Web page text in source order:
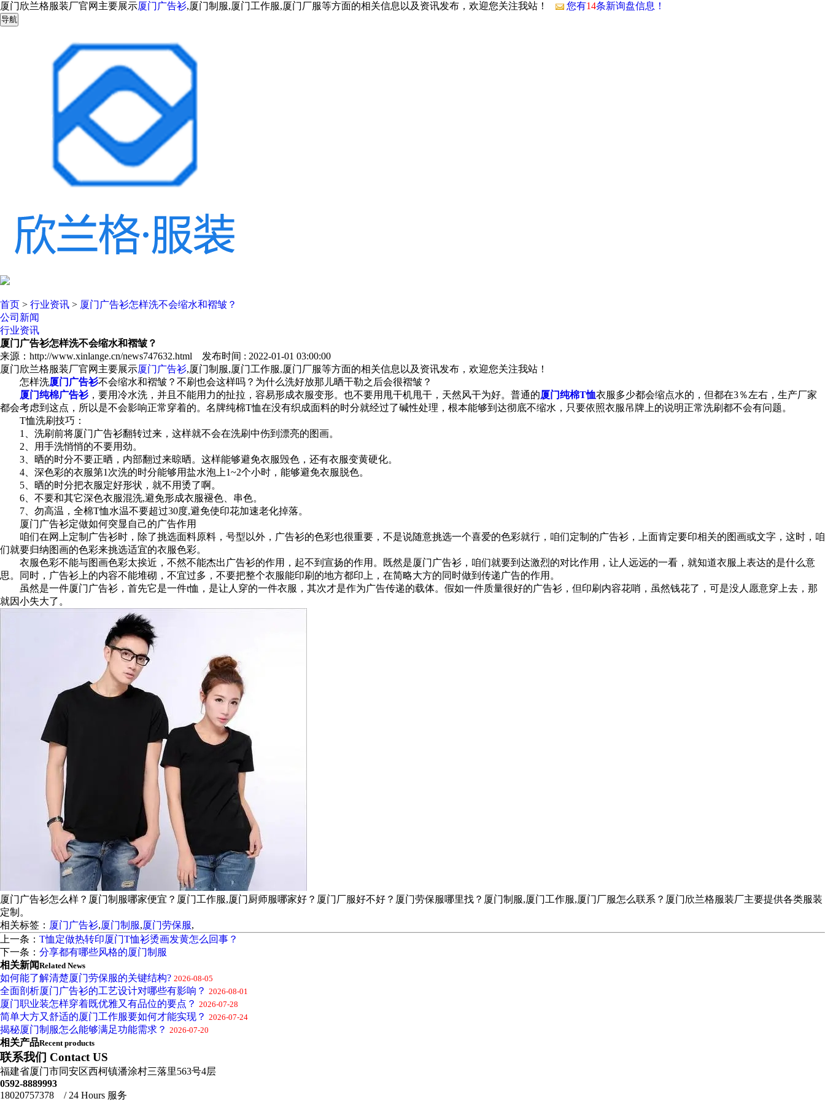
厦门欣兰格服装厂官网主要展示厦门广告衫,厦门制服,厦门工作服,厦门厂服等方面的相关信息以及资讯发布，欢迎您关注我站！ 您有14条新询盘信息！
导航
首页 > 行业资讯 > 厦门广告衫怎样洗不会缩水和褶皱？
公司新闻
行业资讯
厦门广告衫怎样洗不会缩水和褶皱？
来源：http://www.xinlange.cn/news747632.html 发布时间 : 2022-01-01 03:00:00
厦门欣兰格服装厂官网主要展示厦门广告衫,厦门制服,厦门工作服,厦门厂服等方面的相关信息以及资讯发布，欢迎您关注我站！
怎样洗厦门广告衫不会缩水和褶皱？不刷也会这样吗？为什么洗好放那儿晒干勒之后会很褶皱？
厦门纯棉广告衫，要用冷水洗，并且不能用力的扯拉，容易形成衣服变形。也不要用甩干机甩干，天然风干为好。普通的厦门纯棉T恤衣服多少都会缩点水的，但都在3％左右，生产厂家
都会考虑到这点，所以是不会影响正常穿着的。名牌纯棉T恤在没有织成面料的时分就经过了碱性处理，根本能够到达彻底不缩水，只要依照衣服吊牌上的说明正常洗刷都不会有问题。
T恤洗刷技巧：
1、洗刷前将厦门广告衫翻转过来，这样就不会在洗刷中伤到漂亮的图画。
2、用手洗悄悄的不要用劲。
3、晒的时分不要正晒，内部翻过来晾晒。这样能够避免衣服毁色，还有衣服变黄硬化。
4、深色彩的衣服第1次洗的时分能够用盐水泡上1~2个小时，能够避免衣服脱色。
5、晒的时分把衣服定好形状，就不用烫了啊。
6、不要和其它深色衣服混洗,避免形成衣服褪色、串色。
7、勿高温，全棉T恤水温不要超过30度,避免使印花加速老化掉落。
厦门广告衫定做如何突显自己的广告作用
咱们在网上定制广告衫时，除了挑选面料原料，号型以外，广告衫的色彩也很重要，不是说随意挑选一个喜爱的色彩就行，咱们定制的广告衫，上面肯定要印相关的图画或文字，这时，咱
们就要归纳图画的色彩来挑选适宜的衣服色彩。
衣服色彩不能与图画色彩太挨近，不然不能杰出广告衫的作用，起不到宣扬的作用。既然是厦门广告衫，咱们就要到达激烈的对比作用，让人远远的一看，就知道衣服上表达的是什么意
思。同时，广告衫上的内容不能堆砌，不宜过多，不要把整个衣服能印刷的地方都印上，在简略大方的同时做到传递广告的作用。
虽然是一件厦门广告衫，首先它是一件t恤，是让人穿的一件衣服，其次才是作为广告传递的载体。假如一件质量很好的广告衫，但印刷内容花哨，虽然钱花了，可是没人愿意穿上去，那
就因小失大了。
厦门广告衫怎么样？厦门制服哪家便宜？厦门工作服,厦门厨师服哪家好？厦门厂服好不好？厦门劳保服哪里找？厦门制服,厦门工作服,厦门厂服怎么联系？厦门欣兰格服装厂主要提供各类服装
定制。
相关标签： 厦门广告衫,厦门制服,厦门劳保服,
上一条： T恤定做热转印厦门T恤衫烫画发黄怎么回事？
下一条： 分享都有哪些风格的厦门制服
相关新闻Related News
如何能了解清楚厦门劳保服的关键结构? 2026-08-05
全面剖析厦门广告衫的工艺设计对哪些有影响？ 2026-08-01
厦门职业装怎样穿着既优雅又有品位的要点？ 2026-07-28
简单大方又舒适的厦门工作服要如何才能实现？ 2026-07-24
揭秘厦门制服怎么能够满足功能需求？ 2026-07-20
相关产品Recent products
联系我们 Contact US
福建省厦门市同安区西柯镇潘涂村三落里563号4层
0592-8889993
18020757378 / 24 Hours 服务